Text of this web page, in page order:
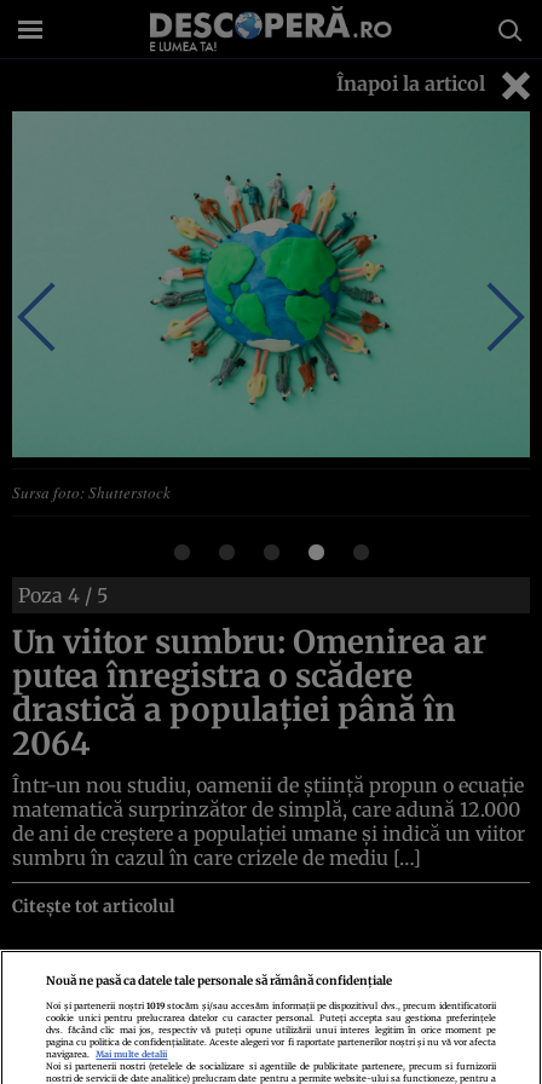
Înapoi la articol
Sursa foto: Shutterstock
Poza 4 / 5
Un viitor sumbru: Omenirea ar
putea înregistra o scădere
drastică a populației până în
2064
Într-un nou studiu, oamenii de știință propun o ecuație
matematică surprinzător de simplă, care adună 12.000
de ani de creștere a populației umane și indică un viitor
sumbru în cazul în care crizele de mediu […]
Citește tot articolul
Politica de confidenţialitatePolitica de cookiesTermeni şi condiţii
Echipa redacționalăContactSetări Cookies
Nouă ne pasă ca datele tale personale să rămână confidențiale
Noi și partenerii noștri1019 stocăm și/sau accesăm informații pe dispozitivul dvs., precum identificatorii
cookie unici pentru prelucrarea datelor cu caracter personal. Puteți accepta sau gestiona preferințele
dvs. făcând clic mai jos, respectiv vă puteți opune utilizării unui interes legitim în orice moment pe
pagina cu politica de confidențialitate. Aceste alegeri vor fi raportate partenerilor noștri și nu vă vor afecta
navigarea.
Mai multe detalii
Noi si partenerii nostri (retelele de socializare si agentiile de publicitate partenere, precum si furnizorii
nostri de servicii de date analitice) prelucram date pentru a permite website-ului sa functioneze, pentru a